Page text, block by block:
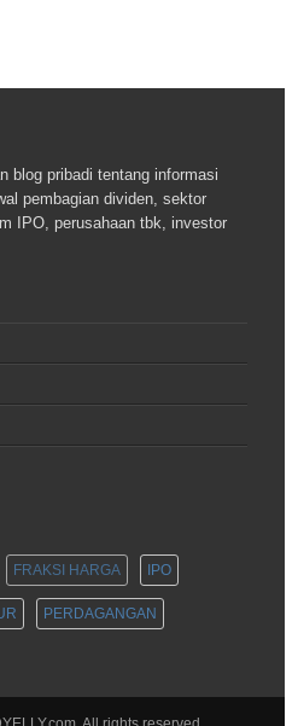
blog pribadi tentang informasi
pembagian dividen, sektor
IPO, perusahaan tbk, investor
FRAKSI HARGA IPO
PERDAGANGAN